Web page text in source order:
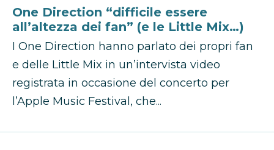
One Direction “difficile essere
all’altezza dei fan” (e le Little Mix…)
I One Direction hanno parlato dei propri fan
e delle Little Mix in un’intervista video
registrata in occasione del concerto per
l’Apple Music Festival, che...